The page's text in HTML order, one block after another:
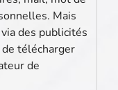
Mais
des publicités
télécharger
de